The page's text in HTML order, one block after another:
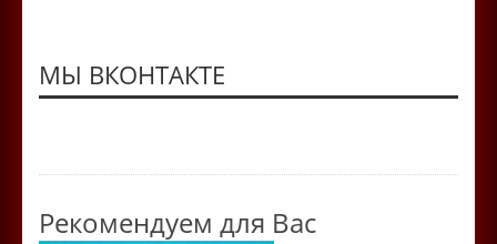
МЫ ВКОНТАКТЕ
Рекомендуем для Вас